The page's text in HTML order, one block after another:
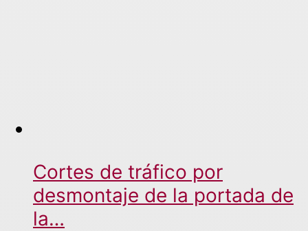
Cortes de tráfico por
desmontaje de la portada de
la…